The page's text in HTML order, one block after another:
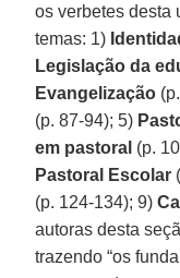
os verbetes desta
temas: 1)
Legislação da
Evangelização
(p. 87-94); 5)
em pastoral (p.
Pastoral Escolar
(p. 124-134); 9)
autoras desta
trazendo “os